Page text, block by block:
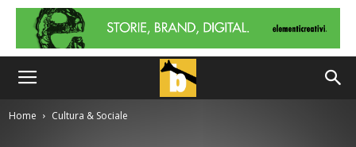
Home Cultura & Sociale